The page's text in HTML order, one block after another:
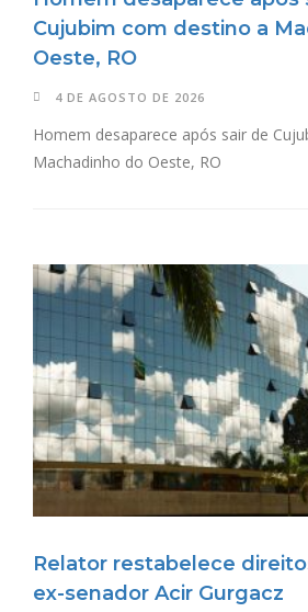
Cujubim com destino a
Oeste, RO
4 DE AGOSTO DE 2026
Homem desaparece após sair de
Machadinho do Oeste, RO
Relator restabelece
ex-senador Acir Gurgacz